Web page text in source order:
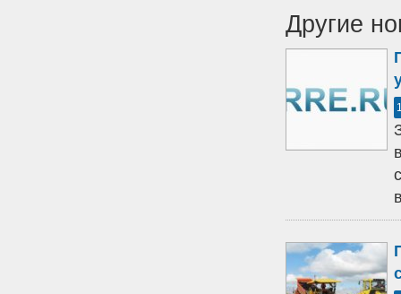
Другие